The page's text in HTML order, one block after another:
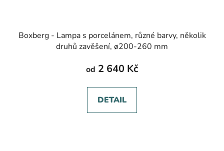
Boxberg - Lampa s porcelánem, různé barvy, několik
druhů zavěšení, ø200-260 mm
od 2 640 Kč
DETAIL